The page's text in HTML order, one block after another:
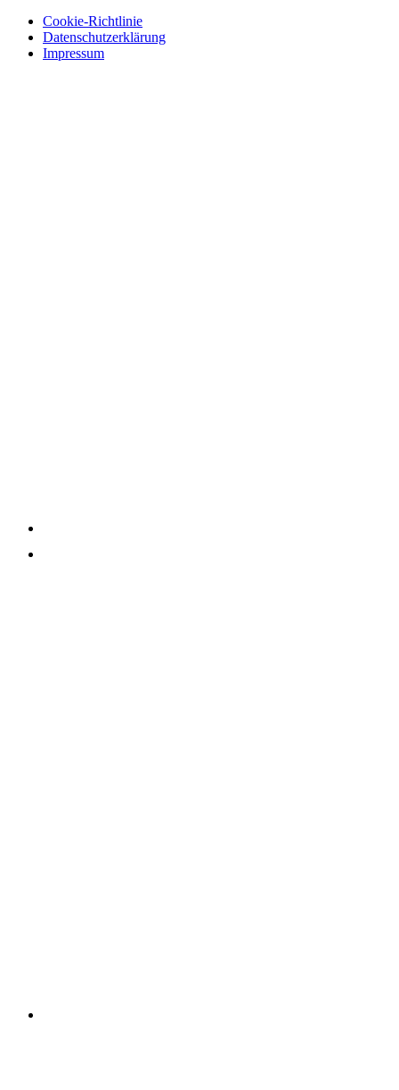
Cookie-Richtlinie
Datenschutzerklärung
Impressum